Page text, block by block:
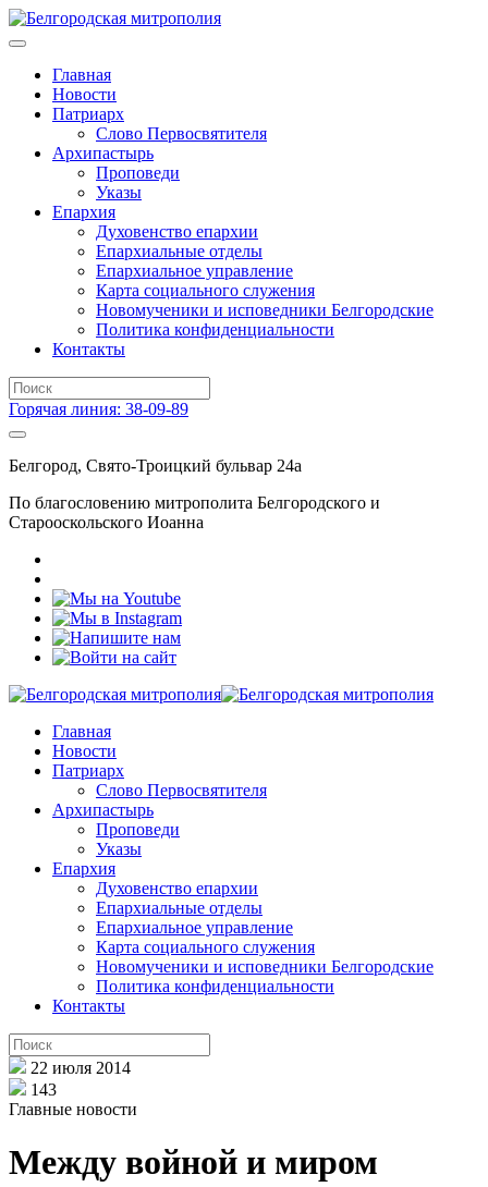
Главная
Новости
Патриарх
Слово Первосвятителя
Архипастырь
Проповеди
Указы
Епархия
Духовенство епархии
Епархиальные отделы
Епархиальное управление
Карта социального служения
Новомученики и исповедники Белгородские
Политика конфиденциальности
Контакты
Горячая линия: 38-09-89
Белгород, Свято-Троицкий бульвар 24а
По благословению митрополита Белгородского и
Старооскольского Иоанна
Главная
Новости
Патриарх
Слово Первосвятителя
Архипастырь
Проповеди
Указы
Епархия
Духовенство епархии
Епархиальные отделы
Епархиальное управление
Карта социального служения
Новомученики и исповедники Белгородские
Политика конфиденциальности
Контакты
22 июля 2014
143
Главные новости
Между войной и миром